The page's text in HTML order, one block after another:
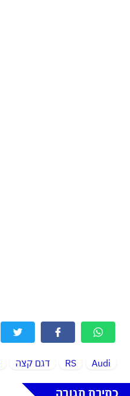
Audi
RS דגם קצה
כתיבת תגובה